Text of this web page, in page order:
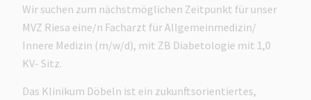
Wir suchen zum nächstmöglichen Zeitpunkt für unser
MVZ Riesa eine/n Facharzt für Allgemeinmedizin/
Innere Medizin (m/w/d), mit ZB Diabetologie mit 1,0
KV- Sitz.
Das Klinikum Döbeln ist ein zukunftsorientiertes,